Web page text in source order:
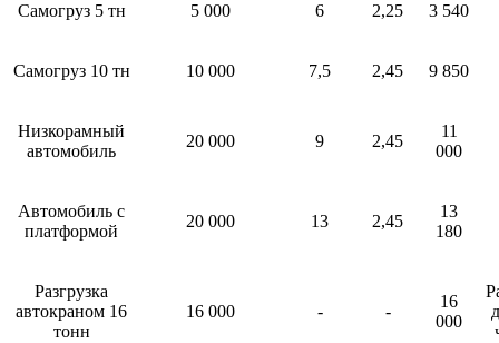
Самогруз 5 тн 5 000 6 2,25 3 540
Самогруз 10 тн 10 000 7,5 2,45 9 850
Низкорамный
автомобиль
20 000 9 2,45
11
000
Автомобиль с
платформой
20 000 13 2,45
13
180
Разгрузка
автокраном 16
тонн
16 000 - -
16
000